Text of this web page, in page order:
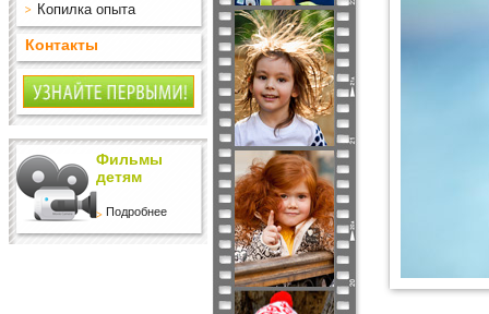
Копилка опыта
Контакты
Фильмы
детям
Подробнее